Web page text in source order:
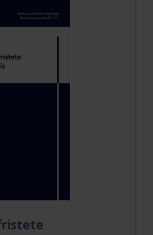
sich nach der